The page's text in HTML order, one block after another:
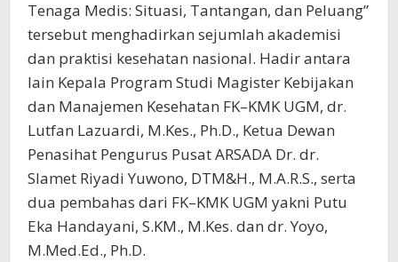
Tenaga Medis: Situasi, Tantangan, dan Peluang”
tersebut menghadirkan sejumlah akademisi
dan praktisi kesehatan nasional. Hadir antara
lain Kepala Program Studi Magister Kebijakan
dan Manajemen Kesehatan FK–KMK UGM, dr.
Lutfan Lazuardi, M.Kes., Ph.D., Ketua Dewan
Penasihat Pengurus Pusat ARSADA Dr. dr.
Slamet Riyadi Yuwono, DTM&H., M.A.R.S., serta
dua pembahas dari FK–KMK UGM yakni Putu
Eka Handayani, S.KM., M.Kes. dan dr. Yoyo,
M.Med.Ed., Ph.D.